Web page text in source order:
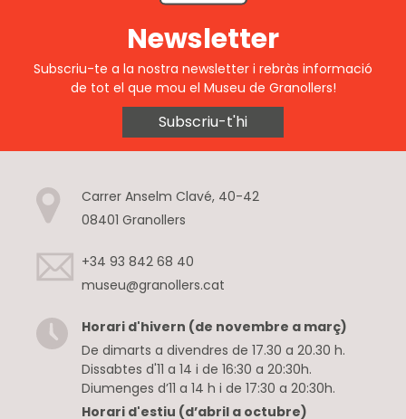
Newsletter
Subscriu-te a la nostra newsletter i rebràs informació
de tot el que mou el Museu de Granollers!
Subscriu-t'hi
Carrer Anselm Clavé, 40-42
08401 Granollers
+34 93 842 68 40
museu@granollers.cat
Horari d'hivern (de novembre a març)
De dimarts a divendres de 17.30 a 20.30 h.
Dissabtes d'11 a 14 i de 16:30 a 20:30h.
Diumenges d’11 a 14 h i de 17:30 a 20:30h.
Horari d'estiu (d’abril a octubre)